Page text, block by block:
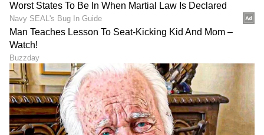
Trade Deal | Party Rounds